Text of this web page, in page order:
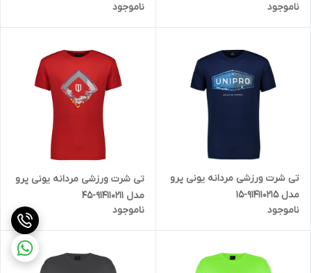
ناموجود
ناموجود
تی شرت ورزشی مردانه یونی پرو
مدل 914110215-15
ناموجود
تی شرت ورزشی مردانه یونی پرو
مدل 914110211-45
ناموجود